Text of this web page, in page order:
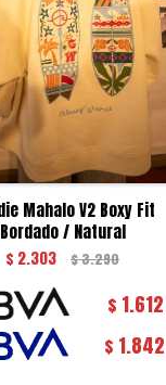
Mahalo V2 Boxy Fit
Bordado / Natural
$ 2.303 $3.290
$ 1.612
$ 1.842